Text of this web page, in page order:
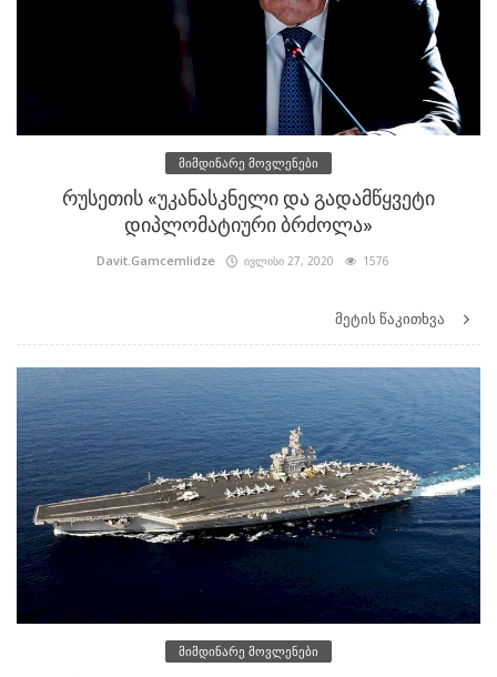
მიმდინარე მოვლენები
რუსეთის «უკანასკნელი და გადამწყვეტი
დიპლომატიური ბრძოლა»
Davit.Gamcemlidze ივლისი 27, 2020 1576
მეტის წაკითხვა
მიმდინარე მოვლენები